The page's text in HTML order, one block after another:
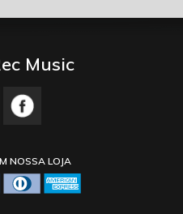
Music
NOSSA LOJA